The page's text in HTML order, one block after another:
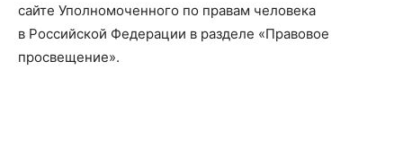
сайте Уполномоченного по правам человека
в Российской Федерации в разделе «Правовое
просвещение».